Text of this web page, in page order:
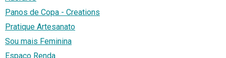
Panos de Copa - Creations
Pratique Artesanato
Sou mais Feminina
Espaço Renda